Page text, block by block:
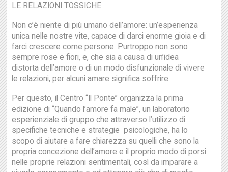
LE RELAZIONI TOSSICHE
Non c’è niente di più umano dell’amore: un’esperienza
unica nelle nostre vite, capace di darci enorme gioia e di
farci crescere come persone. Purtroppo non sono
sempre rose e fiori, e, che sia a causa di un’idea
distorta dell’amore o di un modo disfunzionale di vivere
le relazioni, per alcuni amare significa soffrire.
Per questo, il Centro “Il Ponte” organizza la prima
edizione di “Quando l’amore fa male”, un laboratorio
esperienziale di gruppo che attraverso l’utilizzo di
specifiche tecniche e strategie psicologiche, ha lo
scopo di aiutare a fare chiarezza su quelli che sono la
propria concezione dell’amore e il proprio modo di porsi
nelle proprie relazioni sentimentali, così da imparare a